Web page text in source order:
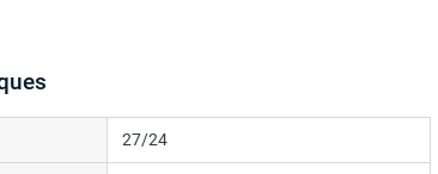
27/24